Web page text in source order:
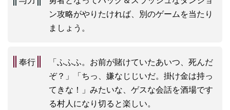
ン攻略がやりたければ、別のゲームを当たり
ましょう。
奉行
「ふふふ。お前が賭けていたあいつ、死んだ
ぞ？」「ちっ、嫌なじじいだ。掛け金は持っ
てきな！」みたいな、ゲスな会話を酒場です
る村人になり切ると楽しい。